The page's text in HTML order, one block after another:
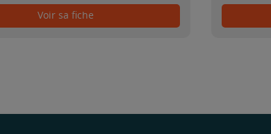
Voir sa fiche